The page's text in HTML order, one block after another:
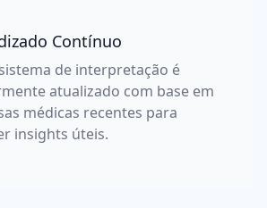
Contínuo
de interpretação é
atualizado com base em
médicas recentes para
insights úteis.